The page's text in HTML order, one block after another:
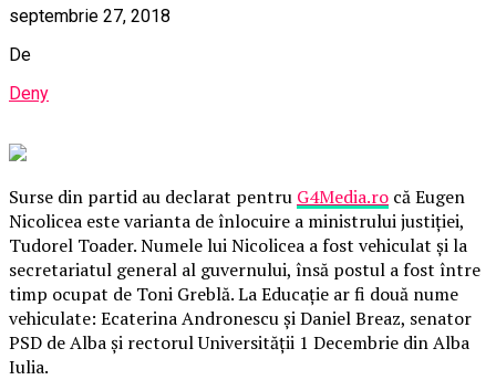
septembrie 27, 2018
De
Deny
Surse din partid au declarat pentru G4Media.ro că Eugen
Nicolicea este varianta de înlocuire a ministrului justiţiei,
Tudorel Toader. Numele lui Nicolicea a fost vehiculat şi la
secretariatul general al guvernului, însă postul a fost între
timp ocupat de Toni Greblă. La Educaţie ar fi două nume
vehiculate: Ecaterina Andronescu şi Daniel Breaz, senator
PSD de Alba şi rectorul Universităţii 1 Decembrie din Alba
Iulia.